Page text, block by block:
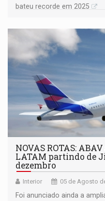
bateu recorde em 2025
NOVAS ROTAS:
LATAM partindo de
dezembro
Interior 05 de Agosto
Foi anunciado ainda a